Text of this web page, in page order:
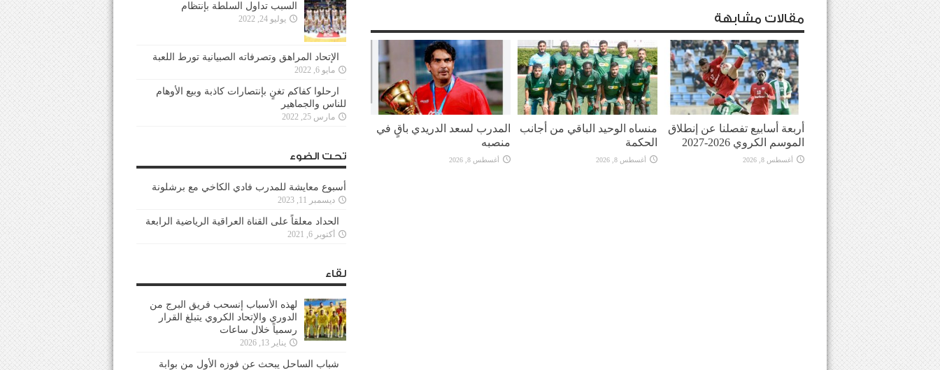
مقالات مشابهة
أربعة أسابيع تفصلنا عن إنطلاق
الموسم الكروي 2026-2027
أغسطس 8, 2026
منساه الوحيد الباقي من أجانب
الحكمة
أغسطس 8, 2026
المدرب لسعد الدريدي باقٍ في
منصبه
أغسطس 8, 2026
السبب تداول السلطة بإنتظام
يوليو 24, 2022
الإتحاد المراهق وتصرفاته الصبيانية تورط اللعبة
مايو 6, 2022
ارحلوا كفاكم تغنٍ بإنتصارات كاذبة وبيع الأوهام
للناس والجماهير
مارس 25, 2022
تحت الضوء
أسبوع معايشة للمدرب فادي الكاخي مع برشلونة
ديسمبر 11, 2023
الحداد معلقاً على القناة العراقية الرياضية الرابعة
أكتوبر 6, 2021
لقاء
لهذه الأسباب إنسحب فريق البرج من
الدوري والإتحاد الكروي يتبلغ القرار
رسمياً خلال ساعات
يناير 13, 2026
شباب الساحل يبحث عن فوزه الأول من بوابة